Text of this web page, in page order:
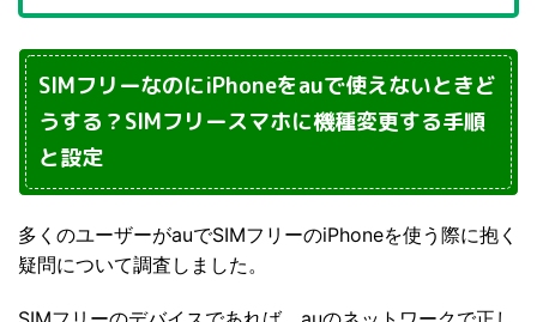
SIMフリーなのにiPhoneをauで使えないときど
うする？SIMフリースマホに機種変更する手順
と設定
多くのユーザーがauでSIMフリーのiPhoneを使う際に抱く
疑問について調査しました。